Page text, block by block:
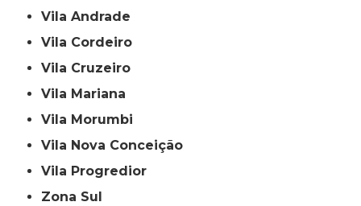
Vila Andrade
Vila Cordeiro
Vila Cruzeiro
Vila Mariana
Vila Morumbi
Vila Nova Conceição
Vila Progredior
Zona Sul